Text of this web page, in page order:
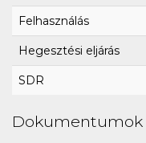
Felhasználás
Hegesztési eljárás
SDR
Dokumentumok